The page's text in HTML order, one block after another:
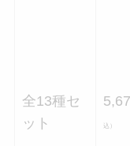
全13種セ
ット
込）